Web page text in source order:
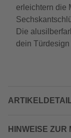
erleichtern die
Die
dein Türdesign
HINWEISE